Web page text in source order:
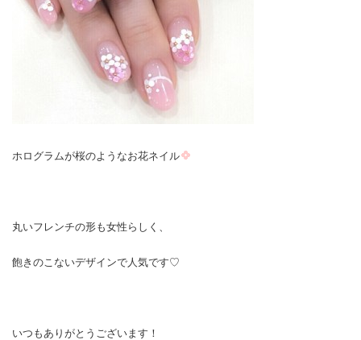
ホログラムが桜のようなお花ネイル
丸いフレンチの形も女性らしく、
飽きのこないデザインで人気です♡
いつもありがとうございます！